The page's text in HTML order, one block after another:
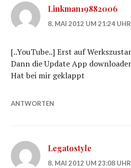
Linkman19882006
8. MAI 2012 UM 21:24 UHR
[..YouTube..] Erst auf
Dann die Update App
Hat bei mir geklappt
ANTWORTEN
Legatostyle
8. MAI 2012 UM 23:08 UHR